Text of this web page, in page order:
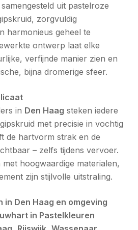
uit pastelroze
zorgvuldig
harmonieus geheel te
ontwerp laat elke
verfijnde manier zien en
bijna dromerige sfeer.
in Den Haag steken iedere
met precisie in vochtig
de hartvorm strak en de
– zelfs tijdens vervoer.
hoogwaardige materialen,
zijn stijlvolle uitstraling.
in Den Haag en omgeving
in Pastelkleuren